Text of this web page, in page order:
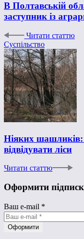
В Полтавській
заступник із
Читати статтю
Суспільство
Ніяких шашликів:
відвідувати ліси
Читати статтю
Оформити
Ваш e-mail *